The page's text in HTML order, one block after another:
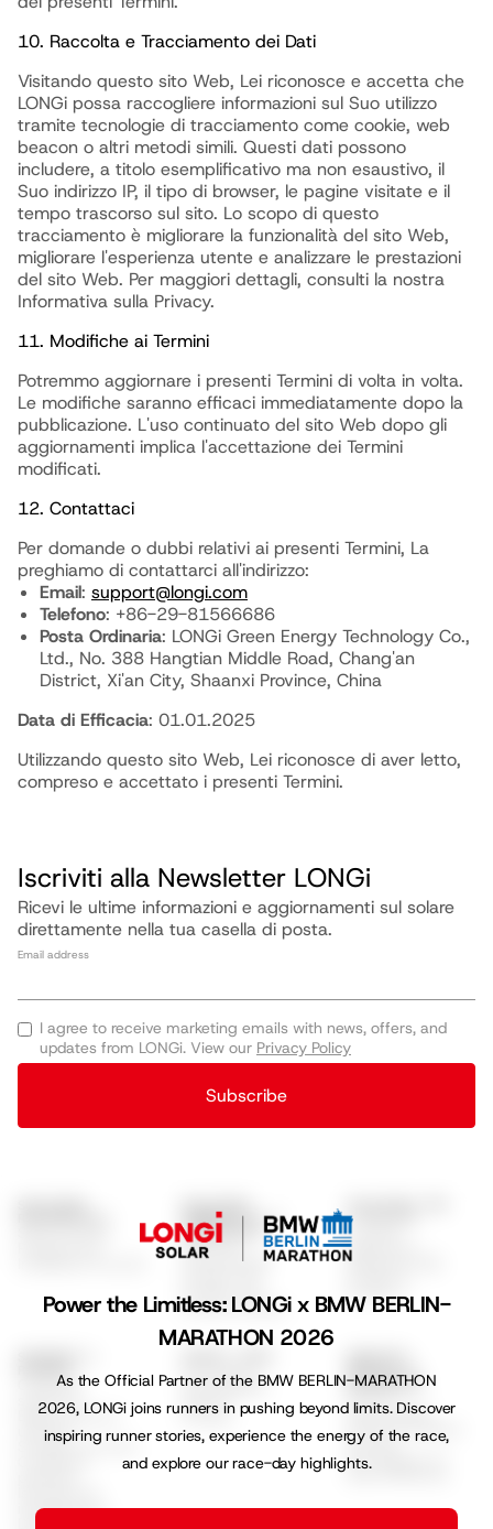
Power the Limitless: LONGi x BMW BERLIN-
MARATHON 2026
As the Official Partner of the BMW BERLIN-MARATHON
2026, LONGi joins runners in pushing beyond limits. Discover
inspiring runner stories, experience the energy of the race,
and explore our race-day highlights.
10. Raccolta e Tracciamento dei Dati
Visitando questo sito Web, Lei riconosce e accetta che
LONGi possa raccogliere informazioni sul Suo utilizzo
tramite tecnologie di tracciamento come cookie, web
beacon o altri metodi simili. Questi dati possono
includere, a titolo esemplificativo ma non esaustivo, il
Suo indirizzo IP, il tipo di browser, le pagine visitate e il
tempo trascorso sul sito. Lo scopo di questo
tracciamento è migliorare la funzionalità del sito Web,
migliorare l'esperienza utente e analizzare le prestazioni
del sito Web. Per maggiori dettagli, consulti la nostra
Informativa sulla Privacy.
11. Modifiche ai Termini
Potremmo aggiornare i presenti Termini di volta in volta.
Le modifiche saranno efficaci immediatamente dopo la
pubblicazione. L'uso continuato del sito Web dopo gli
aggiornamenti implica l'accettazione dei Termini
modificati.
12. Contattaci
Per domande o dubbi relativi ai presenti Termini, La
preghiamo di contattarci all'indirizzo:
Email: support@longi.com
Telefono: +86-29-81566686
Posta Ordinaria: LONGi Green Energy Technology Co.,
Ltd., No. 388 Hangtian Middle Road, Chang'an
District, Xi'an City, Shaanxi Province, China
Data di Efficacia: 01.01.2025
Utilizzando questo sito Web, Lei riconosce di aver letto,
compreso e accettato i presenti Termini.
Iscriviti alla Newsletter LONGi
Ricevi le ultime informazioni e aggiornamenti sul solare
direttamente nella tua casella di posta.
Email address
I agree to receive marketing emails with news, offers, and
updates from LONGi. View our Privacy Policy
Subscribe
COMMERCIALI E
INDUSTRIALI
Soluzioni
Commerciali
Hi-MO S10
Hi-MO X6 Max
L'UTILITÀ
Scenari
applicativi
Soluzioni GSE
Hi-MO 7
Centro di
supporto
Elenco partner
ufficiali
Schede tecniche
installazione
Chi siamo
Sostenibilità
Termini
Privacy
GOVERNANCE
ESG &
Sostenibilità
Clima & Impatto
Sociale
Tecnologia ad
Alta Efficienza